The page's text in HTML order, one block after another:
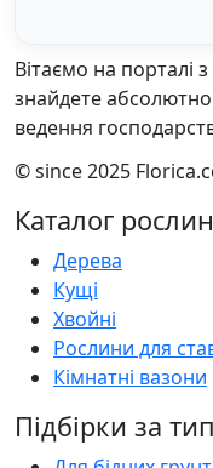
Вітаємо на порталі
знайдете
ведення
© since 2025
Каталог рослин
Дерева
Кущі
Хвойні
Рослини для
Кімнатні вазони
Підбірки за